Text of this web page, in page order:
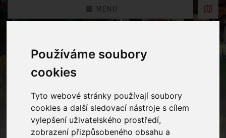
Používáme soubory
cookies
Tyto webové stránky používají soubory
cookies a další sledovací nástroje s cílem
vylepšení uživatelského prostředí,
zobrazení přizpůsobeného obsahu a
MENU
Fotogalerie
Home Fotogalerie